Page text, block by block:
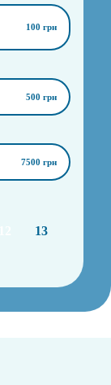
100 грн
500 грн
7500 грн
13